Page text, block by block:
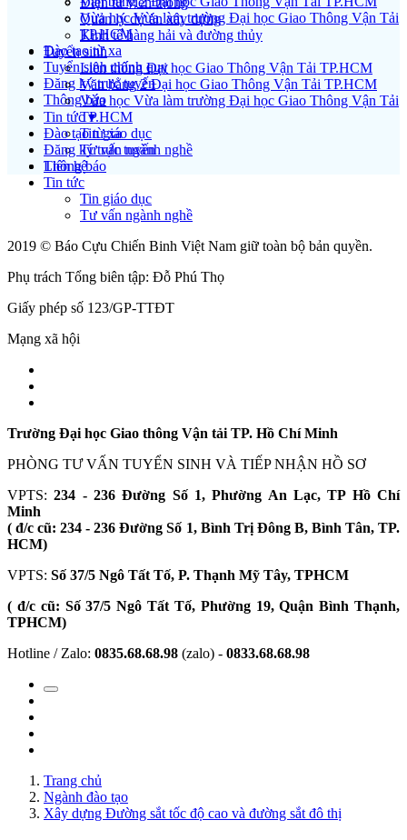
Vừa học Vừa làm trường Đại học Giao Thông Vận Tải
TP.HCM
Đào tạo từ xa
Tuyển sinh chính quy
Đăng ký trực tuyến
Thông báo
Tin tức ▾
Tin giáo dục
Tư vấn ngành nghề
Liên hệ
Quản lý dự án xây dựng
Kinh tế hàng hải và đường thủy
Tuyển sinh
Liên thông Đại học Giao Thông Vận Tải TP.HCM
Văn bằng 2 Đại học Giao Thông Vận Tải TP.HCM
Vừa học Vừa làm trường Đại học Giao Thông Vận Tải
TP.HCM
Đào tạo từ xa
Đăng ký trực tuyến
Thông báo
Tin tức
Tin giáo dục
Tư vấn ngành nghề
2019 © Báo Cựu Chiến Binh Việt Nam giữ toàn bộ bản quyền.
Phụ trách Tổng biên tập: Đỗ Phú Thọ
Giấy phép số 123/GP-TTĐT
Mạng xã hội
Trường Đại học Giao thông Vận tải TP. Hồ Chí Minh
PHÒNG TƯ VẤN TUYỂN SINH VÀ TIẾP NHẬN HỒ SƠ
VPTS:234 - 236 Đường Số 1, Phường An Lạc, TP Hồ Chí
Minh
( đ/c cũ: 234 - 236 Đường Số 1, Bình Trị Đông B, Bình Tân, TP.
HCM)
VPTS: Số 37/5 Ngô Tất Tố, P. Thạnh Mỹ Tây, TPHCM
( đ/c cũ: Số 37/5 Ngô Tất Tố, Phường 19, Quận Bình Thạnh,
TPHCM)
Hotline / Zalo: 0835.68.68.98 (zalo) - 0833.68.68.98
Trang chủ
Ngành đào tạo
Xây dựng Đường sắt tốc độ cao và đường sắt đô thị